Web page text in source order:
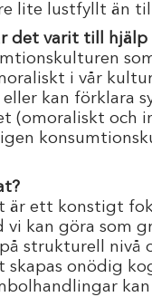
lite lustfyllt än
det varit till
i vår
kan förklara
(omoraliskt och
ett konstigt
kan göra som
strukturell nivå
onödig